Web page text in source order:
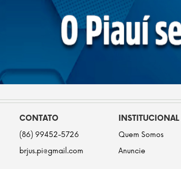
CONTATO
(86) 99452-5726
brjus.pi@gmail.com
INSTITUCIONAL
Quem Somos
Anuncie